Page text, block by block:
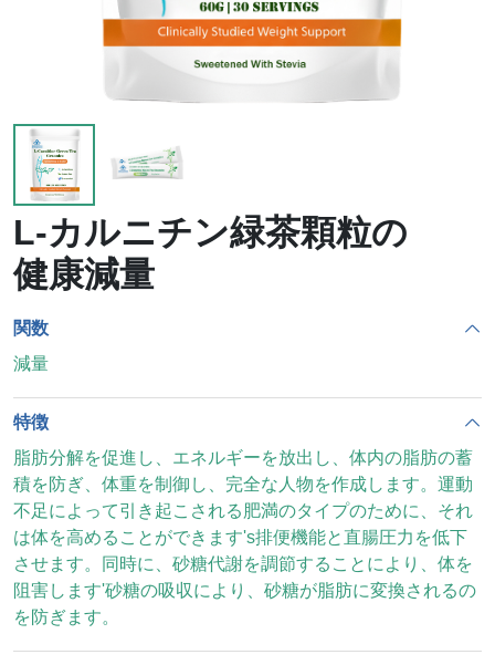
L-カルニチン緑茶顆粒の
健康減量
関数
減量
特徴
脂肪分解を促進し、エネルギーを放出し、体内の脂肪の蓄
積を防ぎ、体重を制御し、完全な人物を作成します。運動
不足によって引き起こされる肥満のタイプのために、それ
は体を高めることができます's排便機能と直腸圧力を低下
させます。同時に、砂糖代謝を調節することにより、体を
阻害します'砂糖の吸収により、砂糖が脂肪に変換されるの
を防ぎます。